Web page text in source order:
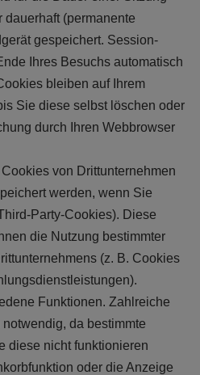
(permanente
gespeichert. Session-
Ihres Besuchs automatisch
bleiben auf Ihrem
Sie diese selbst löschen oder
durch Ihren Webbrowser
von Drittunternehmen
werden, wenn Sie
Party-Cookies). Diese
die Nutzung bestimmter
(z. B. Cookies
Funktionen. Zahlreiche
da bestimmte
diese nicht funktionieren
oder die Anzeige